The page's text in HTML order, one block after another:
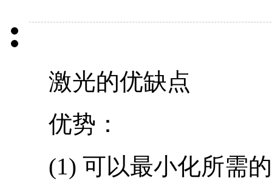
激光的优缺点
优势：
(1) 可以最小化所需